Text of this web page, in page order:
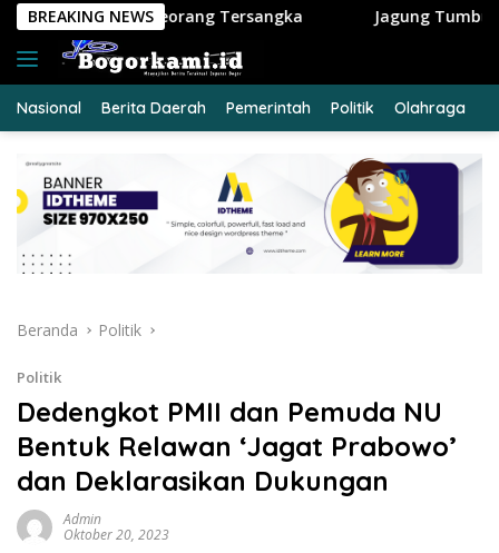
Langsung
konten
BREAKING NEWS
Tersangka Jagung Tumbuh, Harapan Menguat:
Nasional Berita Daerah Pemerintah Politik Olahraga
Beranda Politik
Politik
Dedengkot PMII dan Pemuda NU
Bentuk Relawan ‘Jagat Prabowo’
dan Deklarasikan Dukungan
Admin
Oktober 20, 2023